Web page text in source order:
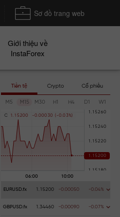
Sơ đồ trang web
Giới thiệu về
InstaForex
Tiền tệ Crypto Cổ phiếu
M5 M15 M30 H1 H4 D1 W1
C 1 . 1 5200 -0 .000 30 ( -0 .0 3%
EURUSD.fx 1.15200 -0.00050 -0.04%
GBPUSD.fx 1.34460 -0.00090 -0.07%